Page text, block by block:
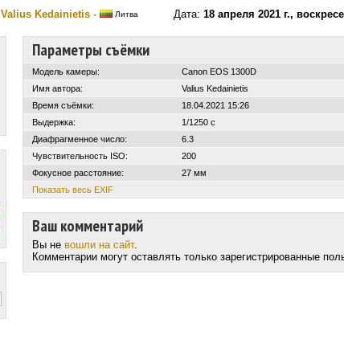
Valius Kedainietis · Литва Дата: 18 апреля 2021 г.,
Параметры съёмки
Модель камеры:
Canon EOS 1300D
Имя автора:
Valius Kedainietis
Время съёмки:
18.04.2021 15:26
Выдержка:
1/1250 с
Диафрагменное число:
6.3
Чувствительность ISO:
200
Фокусное расстояние:
27 мм
Показать весь EXIF
Ваш комментарий
Вы не вошли на сайт.
Комментарии могут оставлять только зарегистрированные